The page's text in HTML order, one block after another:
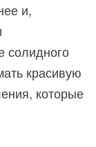
и,
солидного
красивую
которые